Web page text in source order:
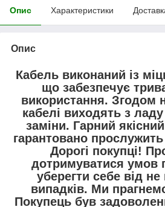
Опис Характеристики
Опис
Кабель виконаний із
що забезпечує
використання. Згодом
кабелі виходять з
заміни. Гарний
гарантовано прослужить
Дорогі покупці!
дотримуватися умов
уберегти себе від не
випадків. Ми
Покупець був